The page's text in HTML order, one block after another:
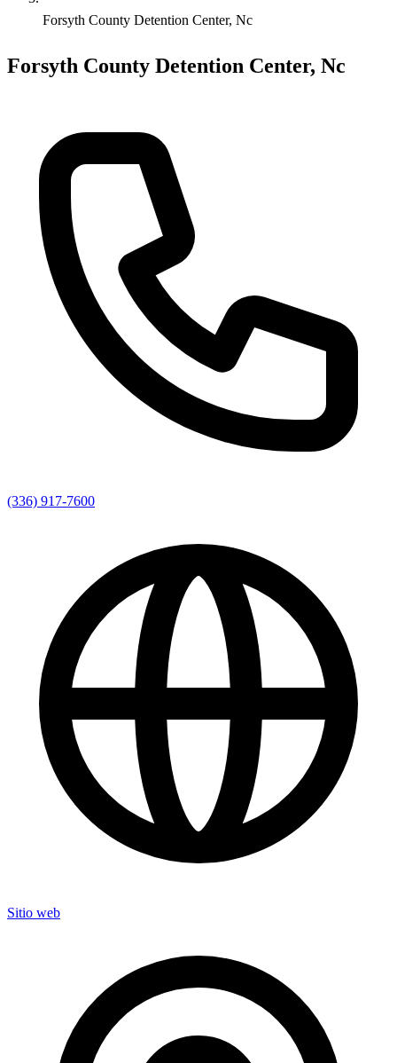
Forsyth County Detention Center, Nc
Forsyth County Detention Center, Nc
(336) 917-7600
Sitio web